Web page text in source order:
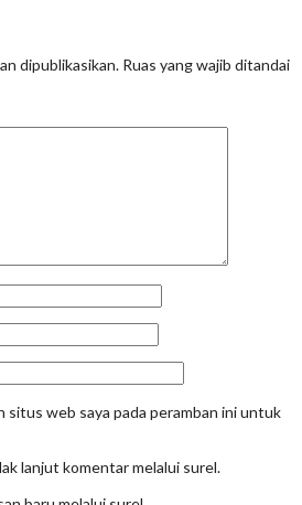
dipublikasikan. Ruas yang wajib ditandai
situs web saya pada peramban ini untuk
lanjut komentar melalui surel.